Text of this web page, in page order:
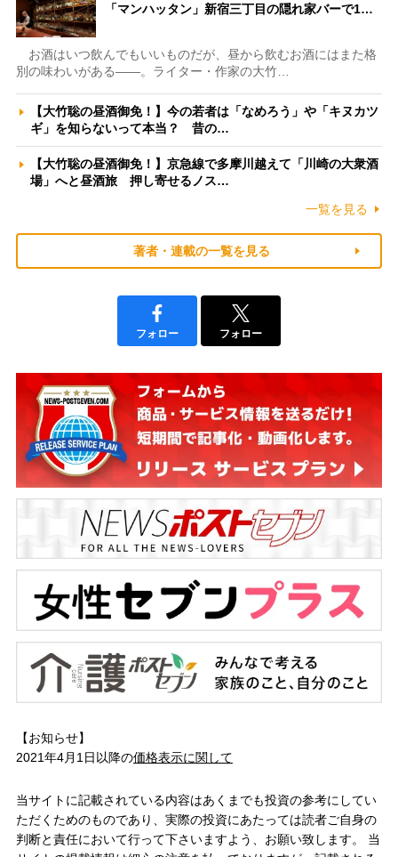
「マンハッタン」新宿三丁目の隠れ家バーで1…
お酒はいつ飲んでもいいものだが、昼から飲むお酒にはまた格
別の味わいがある――。ライター・作家の大竹…
【大竹聡の昼酒御免！】今の若者は「なめろう」や「キヌカツ
ギ」を知らないって本当？ 昔の…
【大竹聡の昼酒御免！】京急線で多摩川越えて「川崎の大衆酒
場」へと昼酒旅 押し寄せるノス…
一覧を見る
著者・連載の一覧を見る
フォロー フォロー
【お知らせ】
2021年4月1日以降の価格表示に関して
当サイトに記載されている内容はあくまでも投資の参考にしてい
ただくためのものであり、実際の投資にあたっては読者ご自身の
判断と責任において行って下さいますよう、お願い致します。 当